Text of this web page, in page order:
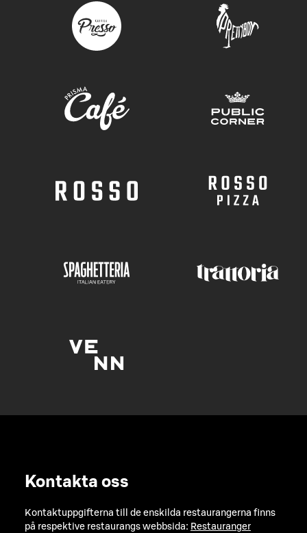
Kontakta oss
Kontaktuppgifterna till de enskilda restaurangerna finns
på respektive restaurangs webbsida: Restauranger